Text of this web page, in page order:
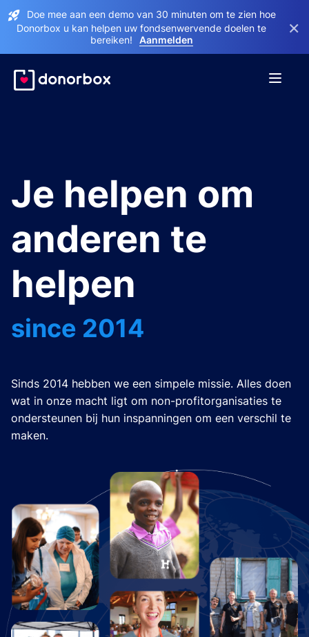
Doe mee aan een demo van 30 minuten om te zien hoe
Donorbox u kan helpen uw fondsenwervende doelen te
bereiken!
Aanmelden
×
Je helpen om
anderen te
helpen
since 2014
Sinds 2014 hebben we een simpele missie. Alles doen
wat in onze macht ligt om non-profitorganisaties te
ondersteunen bij hun inspanningen om een verschil te
maken.